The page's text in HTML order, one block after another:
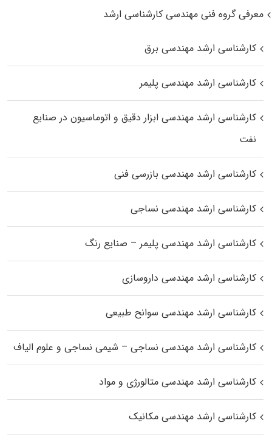
معرفی گروه فنی مهندسی کارشناسی ارشد
کارشناسی ارشد مهندسی برق
کارشناسی ارشد مهندسی پلیمر
کارشناسی ارشد مهندسی ابزار دقیق و اتوماسیون در صنایع
نفت
کارشناسی ارشد مهندسی بازرسی فنی
کارشناسی ارشد مهندسی نساجی
کارشناسی ارشد مهندسی پلیمر – صنایع رنگ
کارشناسی ارشد مهندسی داروسازی
کارشناسی ارشد مهندسی سوانح طبیعی
کارشناسی ارشد مهندسی نساجی – شیمی نساجی و علوم الیاف
کارشناسی ارشد مهندسی متالورژی و مواد
کارشناسی ارشد مهندسی مکانیک